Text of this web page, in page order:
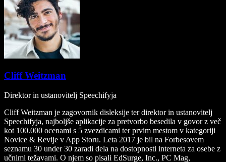
Cliff Weitzman
Direktor in ustanovitelj Speechifyja
Cliff Weitzman je zagovornik disleksije ter direktor in ustanovitelj
Speechifyja, najboljše aplikacije za pretvorbo besedila v govor z več
kot 100.000 ocenami s 5 zvezdicami ter prvim mestom v kategoriji
Novice & Revije v App Storu. Leta 2017 je bil na Forbesovem
seznamu 30 under 30 zaradi dela na dostopnosti interneta za osebe z
učnimi težavami. O njem so pisali EdSurge, Inc., PC Mag,